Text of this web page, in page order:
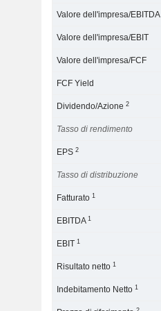
Valore dell'impresa/EBITDA
Valore dell'impresa/EBIT
Valore dell'impresa/FCF
FCF Yield
Dividendo/Azione2
Tasso di rendimento
EPS2
Tasso di distribuzione
Fatturato1
EBITDA1
EBIT1
Risultato netto1
Indebitamento Netto1